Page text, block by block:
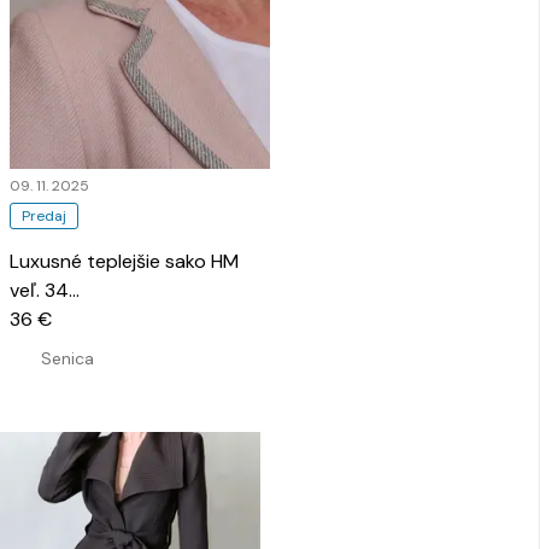
Predaj
09. 11. 2025
Luxusné teplejšie sako HM
veľ. 34…
Senica
36 €